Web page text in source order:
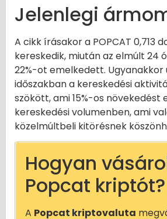
Jelenlegi
A cikk írásakor a POPCAT 0,713
kereskedik, miután az elmúlt 24
22%-ot emelkedett. Ugyanakkor
időszakban a kereskedési
szökött, ami 15%-os
kereskedési volumenben, ami
közelmúltbeli kitörésnek
Hogyan
Popcat kriptót?
A Popcat kriptovaluta